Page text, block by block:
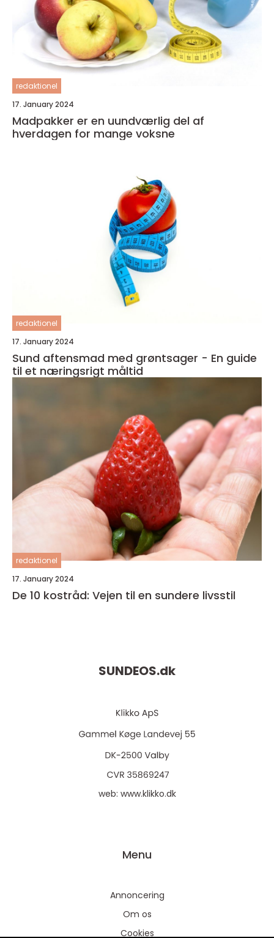
redaktionel
17. January 2024
Madpakker er en uundværlig del af
hverdagen for mange voksne
redaktionel
17. January 2024
Sund aftensmad med grøntsager - En guide
til et næringsrigt måltid
redaktionel
17. January 2024
De 10 kostråd: Vejen til en sundere livsstil
SUNDEOS.dk
web: www.klikko.dk
Menu
Annoncering
Om os
Cookies